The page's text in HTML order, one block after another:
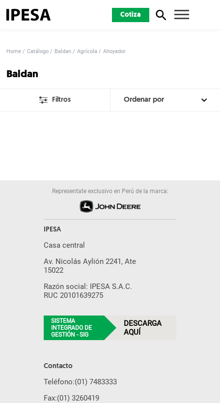
Cotiza
Home Catálogo Baldan Agrícola Ahoyador
Baldan
Filtros
Representate exclusivo en Perú de la marca:
IPESA
Casa central
Av. Nicolás Aylión 2241, Ate
15022
Razón social: IPESA S.A.C.
RUC 20101639275
SISTEMA
INTEGRADO DE
GESTIÓN - SIG
DESCARGA
AQUÍ
Contacto
Teléfono:(01) 7483333
Fax:(01) 3260419